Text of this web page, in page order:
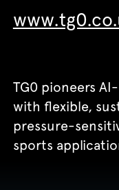
TG0 pioneers
with flexible,
pressure-
sports